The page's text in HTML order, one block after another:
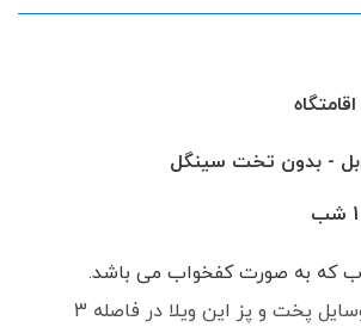
- بدون تخت سینگل
1 شب
1 اتاق خواب که به صورت کفخواب می باشد.
آشپزخانه مجهز به وسایل پخت و پز این ویلا در فاصله 3